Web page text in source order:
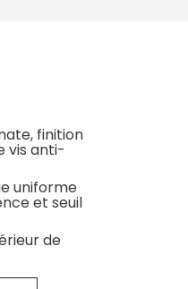
finition
vis anti-
uniforme
et seuil
de